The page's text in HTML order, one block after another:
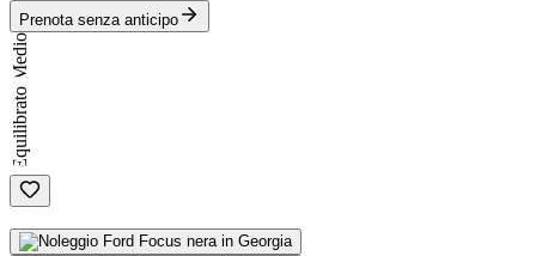
Prenota senza anticipo
Medio
Equilibrato